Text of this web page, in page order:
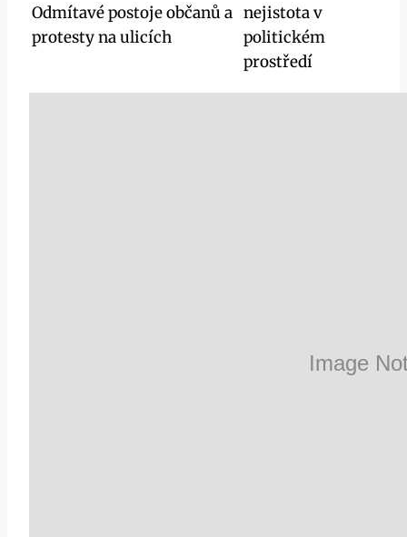
Odmítavé postoje občanů a
protesty na ulicích
nejistota v
politickém
prostředí